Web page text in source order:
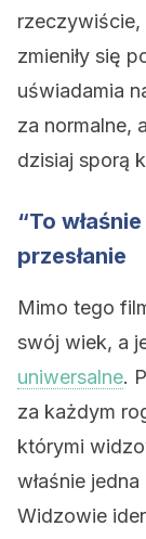
zmieniły się
uświadamia
za normalne,
dzisiaj sporą
“To
przesłanie
Mimo tego
swój wiek, a
uniwersalne.
za każdym
którymi
właśnie
Widzowie